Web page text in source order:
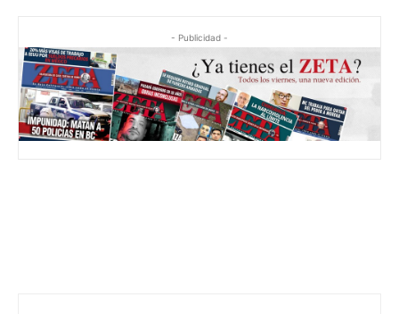
- Publicidad -